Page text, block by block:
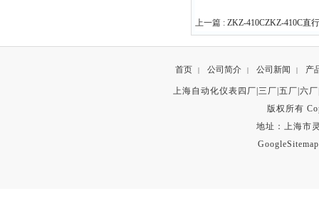
上一篇 : ZKZ-410CZKZ-410C直
首页 | 公司简介 | 公司新闻 | 产
上海自动化仪表四厂|三厂|五厂|六
版权所有
地址：上海市
GoogleSitemap